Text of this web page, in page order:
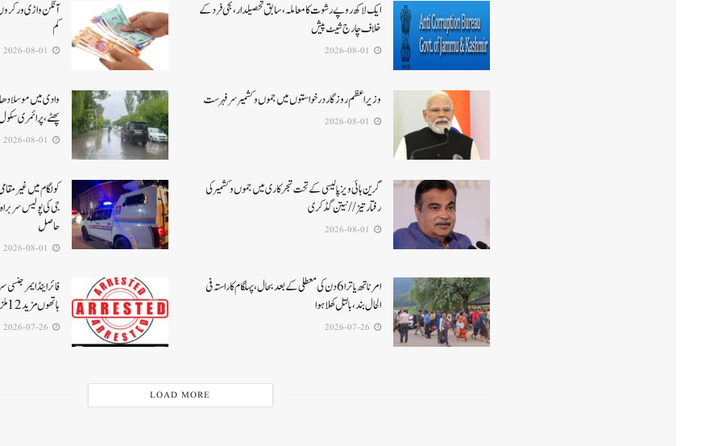
ایک لاکھ روپے رشوت کا معاملہ،سابق تحصیلدار، نجی فرد کے
خلاف چارج شیٹ پیش
آنگن واڑی ورکروں
کم
وزیر اعظم روزگار درخواستوں میں جموں و کشمیر سرفہرست
وادی میں
پھٹے، پرائمری
گرین ہائی ویز پالیسی کے تحت شجرکاری میں جموں و کشمیر کی
رفتار تیز// نیتن گڈکری
جی کی پولیس
حاصل
امرناتھ یاترا 6دن کی معطلی کے بعد بحال،پہلگام کا راستہ فی
الحال بند، بالتل کھلا ہوا
فائر اینڈ
ہاتھوں مزید 12 ملزمان گرفتار
LOAD MORE